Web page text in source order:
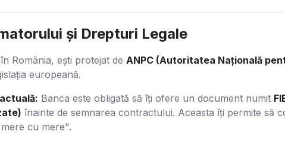
și Drepturi Legale
România, ești protejat de ANPC (Autoritatea Națională
europeană.
Banca este obligată să îți ofere un document numit
înainte de semnarea contractului. Aceasta îți permite să
cu mere".